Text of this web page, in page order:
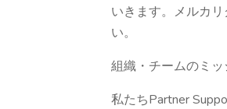
いきます。メルカ
い。
組織・チームのミッ
私たちPartner